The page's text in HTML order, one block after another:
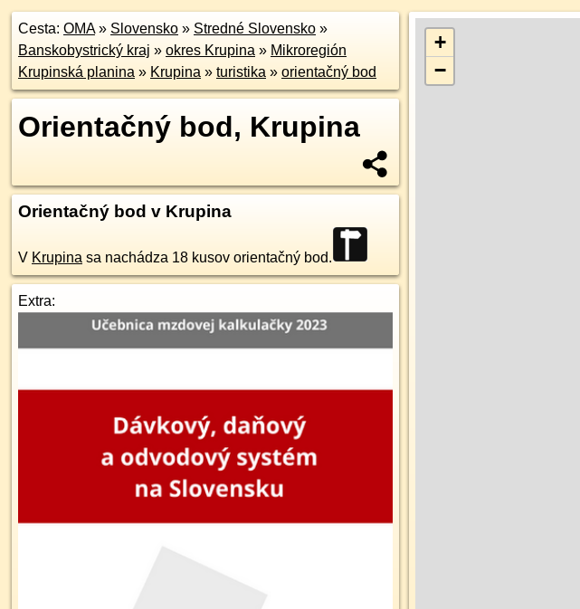
Cesta: OMA» Slovensko » Stredné Slovensko »
Banskobystrický kraj » okres Krupina » Mikroregión
Krupinská planina » Krupina » turistika » orientačný bod
Orientačný bod, Krupina
Orientačný bod v Krupina
V Krupina sa nachádza 18 kusov orientačný bod.
Extra:
+
−